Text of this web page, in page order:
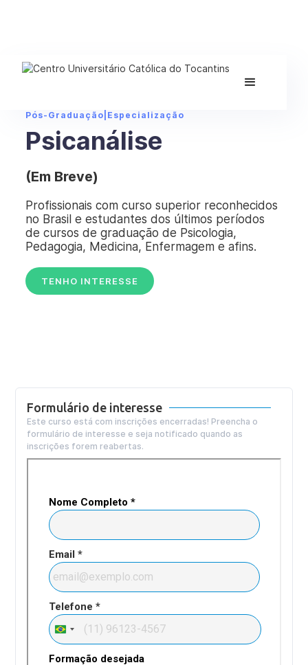
Pós-Graduação Especialização
Psicanálise
(Em Breve)
Profissionais com curso superior reconhecidos
no Brasil e estudantes dos últimos períodos
de cursos de graduação de Psicologia,
Pedagogia, Medicina, Enfermagem e afins.
TENHO INTERESSE
Formulário de interesse
Este curso está com inscrições encerradas! Preencha o
formulário de interesse e seja notificado quando as
inscrições forem reabertas.